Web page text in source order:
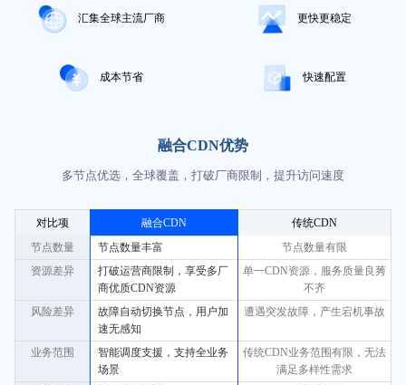
汇集全球主流厂商 更快更稳定
成本节省 快速配置
融合CDN优势
多节点优选，全球覆盖，打破厂商限制，提升访问速度
对比项 融合CDN
传统CDN
节点数量
节点数量丰富
节点数量有限
资源差异
打破运营商限制，享受多厂
商优质CDN资源
单一CDN资源，服务质量良莠
不齐
风险差异
故障自动切换节点，用户加
速无感知
遭遇突发故障，产生宕机事故
业务范围
智能调度支援，支持全业务
场景
传统CDN业务范围有限，无法
满足多样性需求